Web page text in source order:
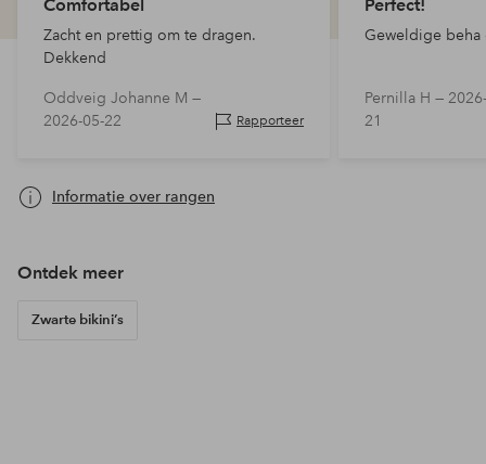
Comfortabel
Zacht en prettig om te dragen.
Dekkend
Oddveig Johanne M —
2026-05-22
Rapporteer
Perfect!
Geweldige
Pernilla H —
21
Informatie over rangen
Ontdek meer
Zwarte bikini’s